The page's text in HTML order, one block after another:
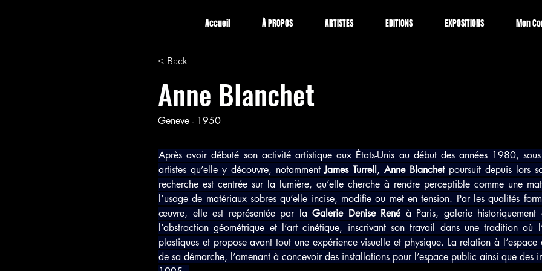
Accueil À PROPOS ARTISTES EDITIONS EXPOSITIONS Mon
< Back
Anne Blanchet
Geneve - 1950
Après avoir débuté son activité artistique aux États-Unis au début des années 1980,
artistes qu’elle y découvre, notamment James Turrell , Anne Blanchet poursuit depuis lors
recherche est centrée sur la lumière, qu’elle cherche à rendre perceptible comme une
l’usage de matériaux sobres qu’elle incise, modifie ou met en tension. Par les qualités
œuvre, elle est représentée par la Galerie Denise René à Paris, galerie
l’abstraction géométrique et l’art cinétique, inscrivant son travail dans une tradition où
plastiques et propose avant tout une expérience visuelle et physique. La relation à
de sa démarche, l’amenant à concevoir des installations pour l’espace public ainsi que des